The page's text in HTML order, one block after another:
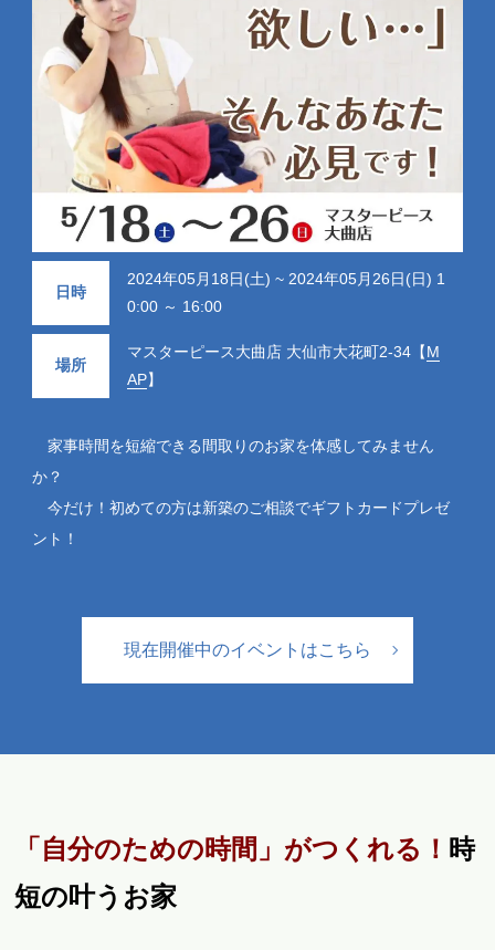
日時
2024年05月18日(土) ~ 2024年05月26日(日) 1
0:00 ～ 16:00
場所
マスターピース大曲店 大仙市大花町2-34【M
AP】
家事時間を短縮できる間取りのお家を体感してみません
か？
今だけ！初めての方は新築のご相談でギフトカードプレゼ
ント！
現在開催中のイベントはこちら
「自分のための時間」がつくれる！ 時
短の叶うお家